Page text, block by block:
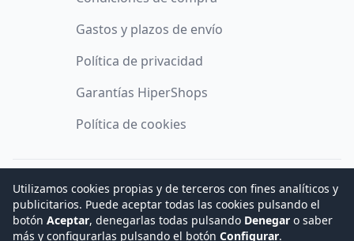
Gastos y plazos de envío
Política de privacidad
Garantías HiperShops
Política de cookies
© 2008 - 2026 Hogar Digital e Inmótica Ingenieros, S.L.
Utilizamos cookies propias y de terceros con fines analíticos y
publicitarios. Puede aceptar todas las cookies pulsando el
botón Aceptar, denegarlas todas pulsando Denegar o saber
más y configurarlas pulsando el botón Configurar.